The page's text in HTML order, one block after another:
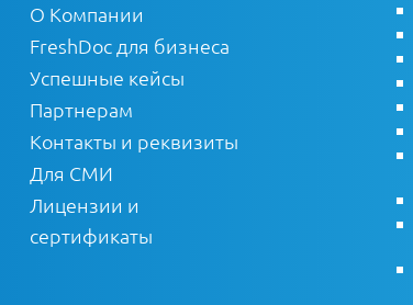
О Компании
FreshDoc для бизнеса
Успешные кейсы
Партнерам
Контакты и реквизиты
Для СМИ
Лицензии и
сертификаты